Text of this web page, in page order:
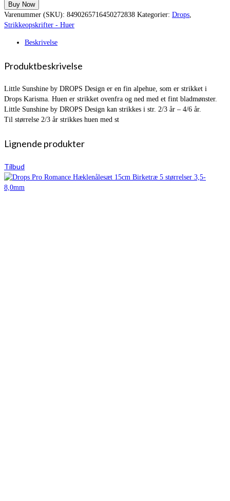
pris
var:
kr. 48,00.
er:
kr. 33,90.
Buy Now
Varenummer (SKU): 8490265716450272838 Kategorier: Drops,
Strikkeopskrifter - Huer
Beskrivelse
Produktbeskrivelse
Little Sunshine by DROPS Design er en fin alpehue, som er strikket i
Drops Karisma. Huen er strikket ovenfra og ned med et fint bladmønster.
Little Sunshine by DROPS Design kan strikkes i str. 2/3 år – 4/6 år.
Til størrelse 2/3 år strikkes huen med st
Lignende produkter
Tilbud